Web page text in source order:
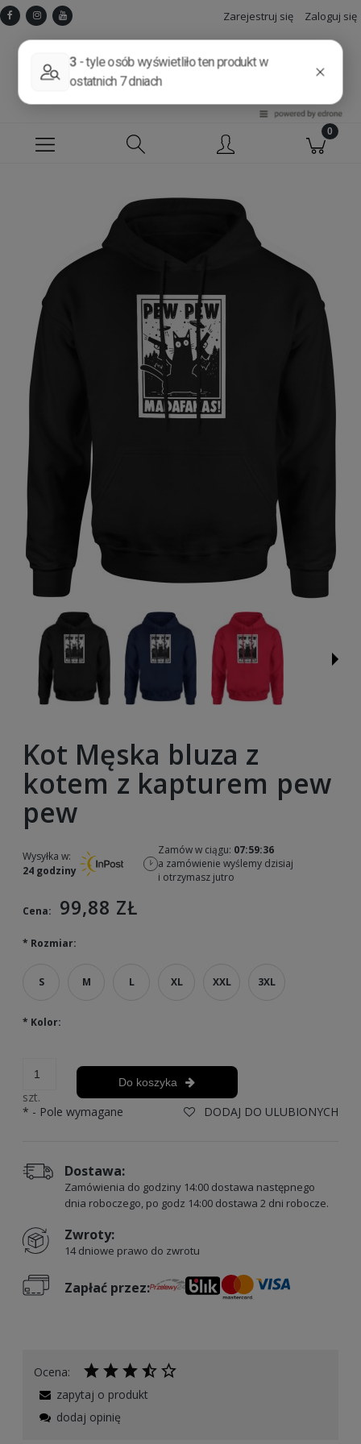
Zarejestruj się Zaloguj się
Kot Męska bluza z
kotem z kapturem pew
pew
Wysyłka w:
24 godziny
Zamów w ciągu: 07:59:36
a zamówienie wyślemy dzisiaj
i otrzymasz jutro
Cena: 99,88 ZŁ
* Rozmiar:
S M L XL XXL 3XL
* Kolor:
szt.
Do koszyka
DODAJ DO ULUBIONYCH
* - Pole wymagane
Dostawa:
Zamówienia do godziny 14:00 dostawa następnego
dnia roboczego, po godz 14:00 dostawa 2 dni robocze.
Zwroty:
14 dniowe prawo do zwrotu
Zapłać przez:
Ocena:
zapytaj o produkt
dodaj opinię